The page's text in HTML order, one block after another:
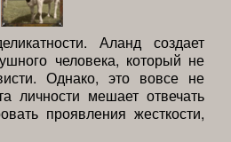
Аланд создает
человека, который не
Однако, это вовсе не
личности мешает отвечать
проявления жесткости,